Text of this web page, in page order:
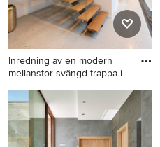
Inredning av en modern
mellanstor svängd trappa i
Inredning av en modern
mellanstor svängd trappa i
trä, med sättsteg i glas och
räcke i trä